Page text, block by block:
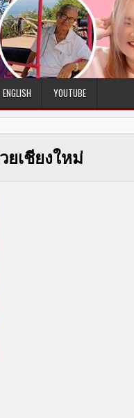
ENGLISH YOUTUBE
เชียงใหม่